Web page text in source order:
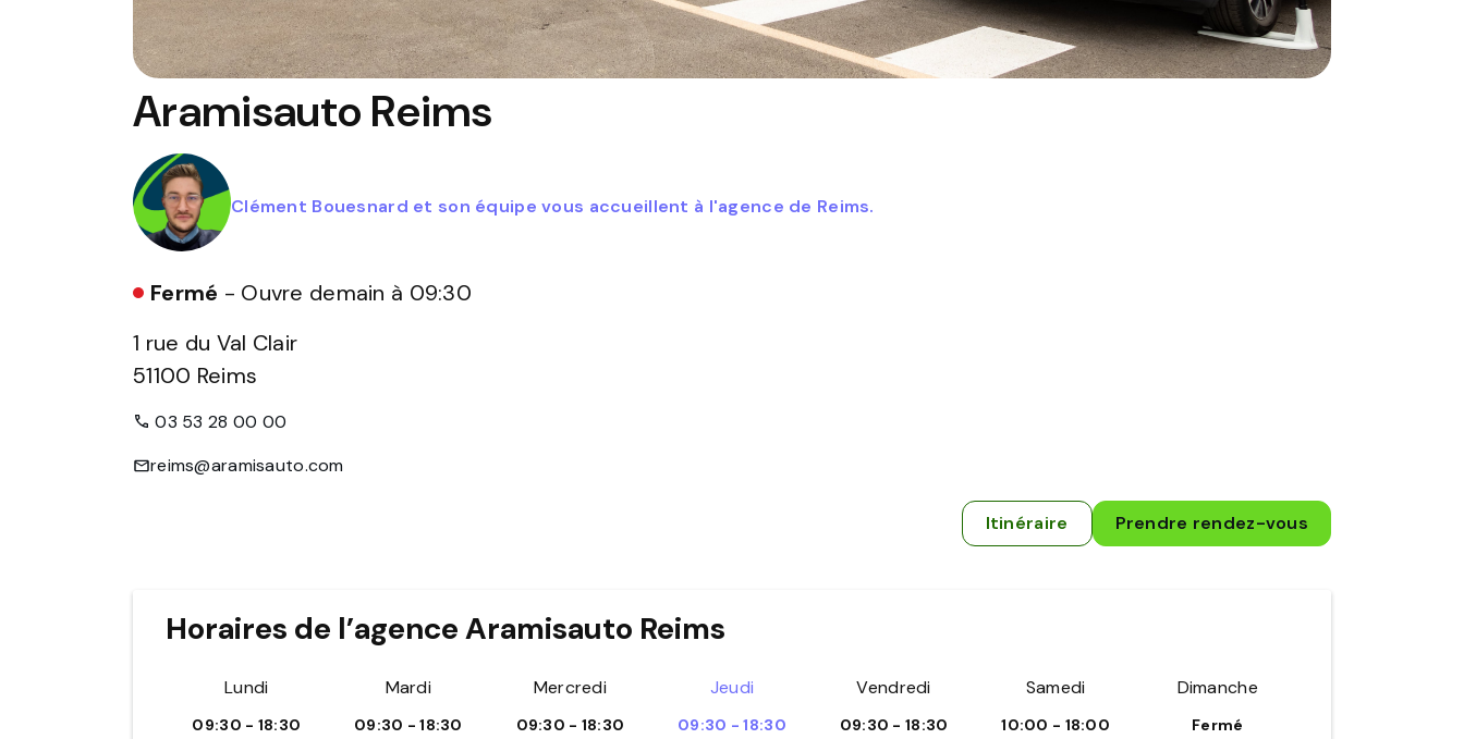
Aramisauto Reims
Clément Bouesnard et son équipe vous accueillent à l'agence de Reims.
Fermé - Ouvre demain à 09:30
1 rue du Val Clair
51100 Reims
03 53 28 00 00
reims@aramisauto.com
Prendre rendez-vous
Itinéraire
Horaires de l’agence Aramisauto Reims
Lundi
09:30 - 18:30
Mardi
09:30 - 18:30
Mercredi
09:30 - 18:30
Jeudi
09:30 - 18:30
Vendredi
09:30 - 18:30
Samedi
10:00 - 18:00
Dimanche
Fermé